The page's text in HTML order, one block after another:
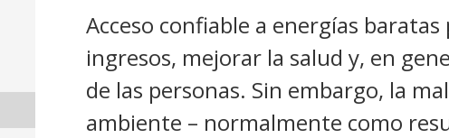
Acceso confiable a energías
ingresos, mejorar la salud y, en
de las personas. Sin embargo, la
ambiente – normalmente como